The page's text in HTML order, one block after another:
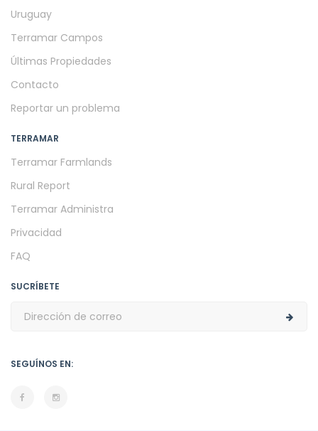
Uruguay
Terramar Campos
Últimas Propiedades
Contacto
Reportar un problema
TERRAMAR
Terramar Farmlands
Rural Report
Terramar Administra
Privacidad
FAQ
SUCRÍBETE
SEGUÍNOS EN: